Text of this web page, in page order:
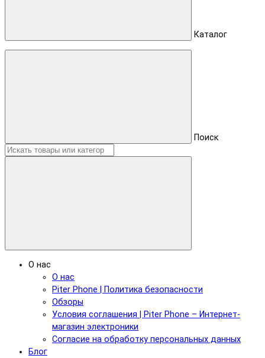
Каталог
Поиск
О нас
О нас
Piter Phone | Политика безопасности
Обзоры
Условия соглашения | Piter Phone – Интернет-
магазин электроники
Согласие на обработку персональных данных
Блог